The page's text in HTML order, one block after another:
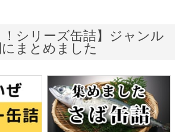
！シリーズ缶詰】ジャンル
にまとめました